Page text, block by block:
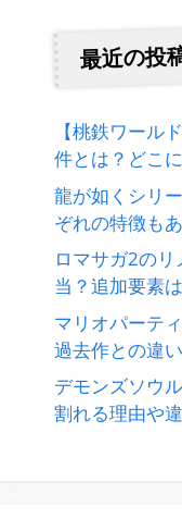
最近の投
【桃鉄ワール
件とは？どこ
龍が如くシリ
ぞれの特徴も
ロマサガ2の
当？追加要素
マリオパーテ
過去作との違
デモンズソウ
割れる理由や